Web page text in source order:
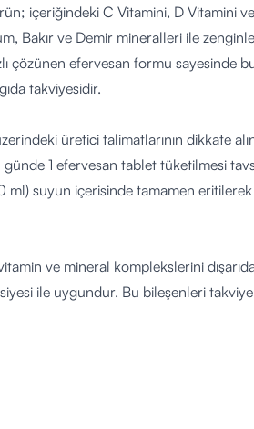
içeriğindeki C Vitamini, D Vitamini
Bakır ve Demir mineralleri ile
çözünen efervesan formu sayesinde
takviyesidir.
üretici talimatlarının dikkate
1 efervesan tablet tüketilmesi
ml) suyun içerisinde tamamen
ve mineral komplekslerini
ile uygundur. Bu bileşenleri